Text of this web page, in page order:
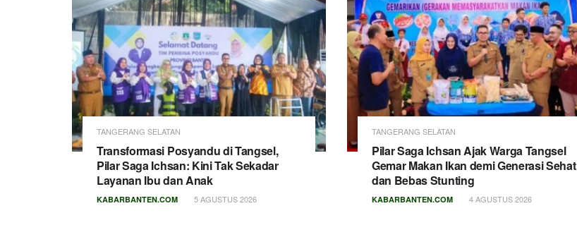
TANGERANG SELATAN
Transformasi Posyandu di Tangsel,
Pilar Saga Ichsan: Kini Tak Sekadar
Layanan Ibu dan Anak
KABARBANTEN.COM 5 AGUSTUS 2026
TANGERANG SELATAN
Pilar Saga Ichsan Ajak Warga Tangsel
Gemar Makan Ikan demi Generasi Sehat
dan Bebas Stunting
KABARBANTEN.COM 4 AGUSTUS 2026